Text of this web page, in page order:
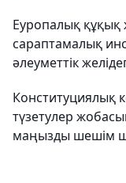
Еуропалық
сараптамалық
әлеуметтік
Конституциялық
түзетулер
маңызды шешім